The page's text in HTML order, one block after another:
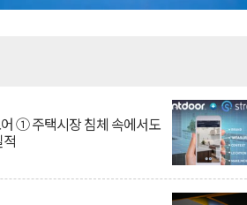
① 주택시장 침체 속에서도